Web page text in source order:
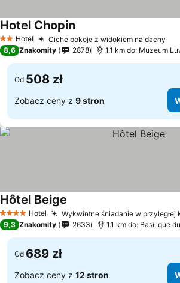
2 Kategoria
Hotel Ciche pokoje z widokiem na dachy
Hotel Chopin
8,6 Znakomity 2878 1.1 km do: Muzeum
Od 508 zł
Zobacz ceny z 9 stron
4 KategoriaHotel Wykwintne śniadanie w przyległej
Hôtel Beige
9,3 Znakomity 2633 1.1 km do: Basilique
Od 689 zł
Zobacz ceny z 12 stron